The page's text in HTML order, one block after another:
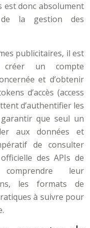
est donc absolument
de la gestion des
publicitaires, il est
créer un compte
et d’obtenir
d’accès (access
d’authentifier les
garantir que seul un
aux données et
de consulter
des APIs de
leur
les formats de
à suivre pour